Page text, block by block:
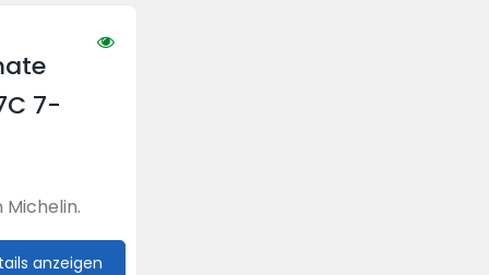
7-
anzeigen